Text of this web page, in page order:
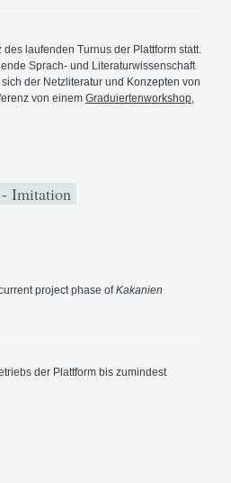
laufenden Turnus der Plattform statt.
Sprach- und Literaturwissenschaft
der Netzliteratur und Konzepten von
von einem Graduiertenworkshop,
Imitation
project phase ofKakanien
der Plattform bis zumindest